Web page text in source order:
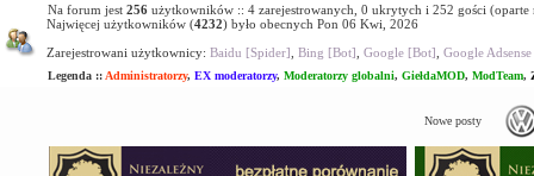
Na forum jest 256 użytkowników :: 4 zarejestrowanych, 0 ukrytych i 252 gości
Najwięcej użytkowników (4232) było obecnych Pon 06 Kwi, 2026
Zarejestrowani użytkownicy: Baidu [Spider] Bing [Bot] Google [Bot] Google
Legenda :: Administratorzy, EX moderatorzy, Moderatorzy globalni, GiełdaMOD, ModTeam,
Nowe posty